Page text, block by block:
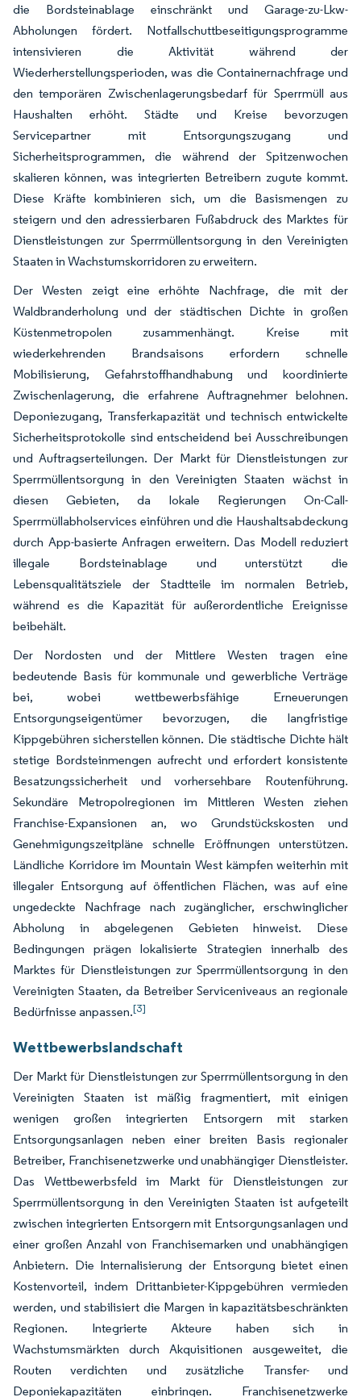
die Bordsteinablage einschränkt und Garage-zu-Lkw-
Abholungen fördert. Notfallschuttbeseitigungsprogramme
intensivieren die Aktivität während der
Wiederherstellungsperioden, was die Containernachfrage und
den temporären Zwischenlagerungsbedarf für Sperrmüll aus
Haushalten erhöht. Städte und Kreise bevorzugen
Servicepartner mit Entsorgungszugang und
Sicherheitsprogrammen, die während der Spitzenwochen
skalieren können, was integrierten Betreibern zugute kommt.
Diese Kräfte kombinieren sich, um die Basismengen zu
steigern und den adressierbaren Fußabdruck des Marktes für
Dienstleistungen zur Sperrmüllentsorgung in den Vereinigten
Staaten in Wachstumskorridoren zu erweitern.
Der Westen zeigt eine erhöhte Nachfrage, die mit der
Waldbranderholung und der städtischen Dichte in großen
Küstenmetropolen zusammenhängt. Kreise mit
wiederkehrenden Brandsaisons erfordern schnelle
Mobilisierung, Gefahrstoffhandhabung und koordinierte
Zwischenlagerung, die erfahrene Auftragnehmer belohnen.
Deponiezugang, Transferkapazität und technisch entwickelte
Sicherheitsprotokolle sind entscheidend bei Ausschreibungen
und Auftragserteilungen. Der Markt für Dienstleistungen zur
Sperrmüllentsorgung in den Vereinigten Staaten wächst in
diesen Gebieten, da lokale Regierungen On-Call-
Sperrmüllabholservices einführen und die Haushaltsabdeckung
durch App-basierte Anfragen erweitern. Das Modell reduziert
illegale Bordsteinablage und unterstützt die
Lebensqualitätsziele der Stadtteile im normalen Betrieb,
während es die Kapazität für außerordentliche Ereignisse
beibehält.
Der Nordosten und der Mittlere Westen tragen eine
bedeutende Basis für kommunale und gewerbliche Verträge
bei, wobei wettbewerbsfähige Erneuerungen
Entsorgungseigentümer bevorzugen, die langfristige
Kippgebühren sicherstellen können. Die städtische Dichte hält
stetige Bordsteinmengen aufrecht und erfordert konsistente
Besatzungssicherheit und vorhersehbare Routenführung.
Sekundäre Metropolregionen im Mittleren Westen ziehen
Franchise-Expansionen an, wo Grundstückskosten und
Genehmigungszeitpläne schnelle Eröffnungen unterstützen.
Ländliche Korridore im Mountain West kämpfen weiterhin mit
illegaler Entsorgung auf öffentlichen Flächen, was auf eine
ungedeckte Nachfrage nach zugänglicher, erschwinglicher
Abholung in abgelegenen Gebieten hinweist. Diese
Bedingungen prägen lokalisierte Strategien innerhalb des
Marktes für Dienstleistungen zur Sperrmüllentsorgung in den
Vereinigten Staaten, da Betreiber Serviceniveaus an regionale
Bedürfnisse anpassen.[3]
Wettbewerbslandschaft
Der Markt für Dienstleistungen zur Sperrmüllentsorgung in den
Vereinigten Staaten ist mäßig fragmentiert, mit einigen
wenigen großen integrierten Entsorgern mit starken
Entsorgungsanlagen neben einer breiten Basis regionaler
Betreiber, Franchisenetzwerke und unabhängiger Dienstleister.
Das Wettbewerbsfeld im Markt für Dienstleistungen zur
Sperrmüllentsorgung in den Vereinigten Staaten ist aufgeteilt
zwischen integrierten Entsorgern mit Entsorgungsanlagen und
einer großen Anzahl von Franchisemarken und unabhängigen
Anbietern. Die Internalisierung der Entsorgung bietet einen
Kostenvorteil, indem Drittanbieter-Kippgebühren vermieden
werden, und stabilisiert die Margen in kapazitätsbeschränkten
Regionen. Integrierte Akteure haben sich in
Wachstumsmärkten durch Akquisitionen ausgeweitet, die
Routen verdichten und zusätzliche Transfer- und
Deponiekapazitäten einbringen. Franchisenetzwerke